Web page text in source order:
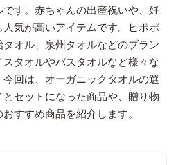
す。赤ちゃんの出産祝いや、妊
気が高いアイテムです。ヒポポ
オル、泉州タオルなどのブラン
タオルやバスタオルなど様々な
回は、オーガニックタオルの選
セットになった商品や、贈り物
すすめ商品を紹介します。